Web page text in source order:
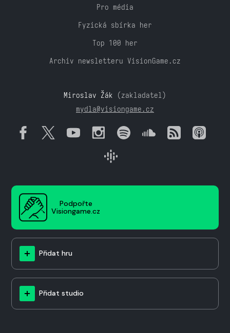
Pro média
Fyzická sbírka her
Top 100 her
Archiv newsletteru VisionGame.cz
Miroslav Žák (zakladatel)
mydla@visiongame.cz
Podpořte
Visiongame.cz
Přidat hru
Přidat studio